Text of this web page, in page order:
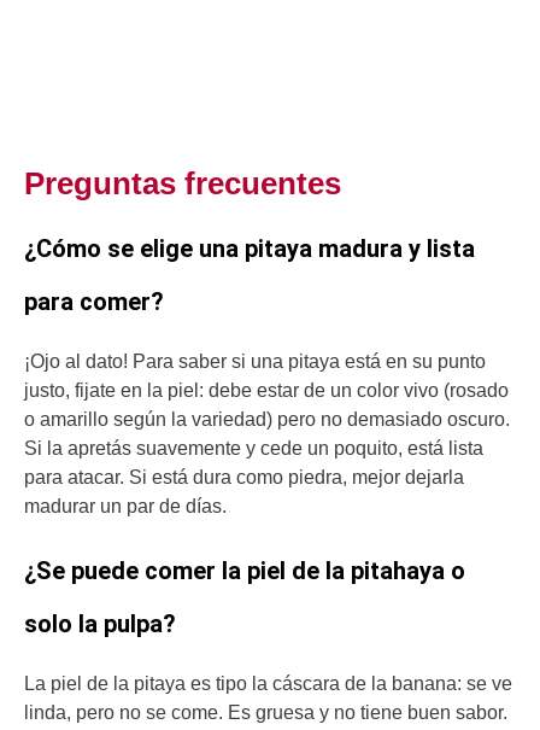
Preguntas frecuentes
¿Cómo se elige una pitaya madura y lista
para comer?
¡Ojo al dato! Para saber si una pitaya está en su punto
justo, fijate en la piel: debe estar de un color vivo (rosado
o amarillo según la variedad) pero no demasiado oscuro.
Si la apretás suavemente y cede un poquito, está lista
para atacar. Si está dura como piedra, mejor dejarla
madurar un par de días.
¿Se puede comer la piel de la pitahaya o
solo la pulpa?
La piel de la pitaya es tipo la cáscara de la banana: se ve
linda, pero no se come. Es gruesa y no tiene buen sabor.